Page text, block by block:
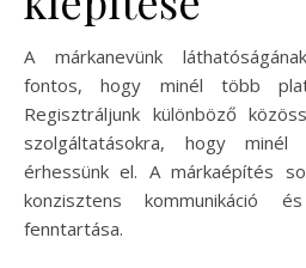
A márkanevünk
fontos, hogy minél több
Regisztráljunk különböző
szolgáltatásokra, hogy minél
érhessünk el. A márkaépítés
konzisztens kommunikáció
fenntartása.